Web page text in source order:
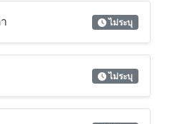
ไม่ระบุ
ไม่ระบุ